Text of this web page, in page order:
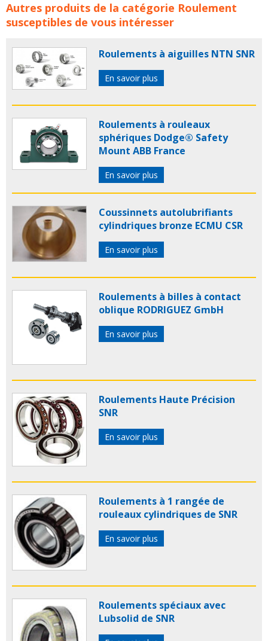
Clés de Serrage pour Roulement de SNR concerne les
familles de produits :cle de serrage cles de serrage
Autres produits de la catégorie Roulement
susceptibles de vous intéresser
Roulements à aiguilles NTN SNR
En savoir plus
Roulements à rouleaux
sphériques Dodge® Safety
Mount ABB France
En savoir plus
Coussinnets autolubrifiants
cylindriques bronze ECMU CSR
En savoir plus
Roulements à billes à contact
oblique RODRIGUEZ GmbH
En savoir plus
Roulements Haute Précision
SNR
En savoir plus
Roulements à 1 rangée de
rouleaux cylindriques de SNR
En savoir plus
Roulements spéciaux avec
Lubsolid de SNR